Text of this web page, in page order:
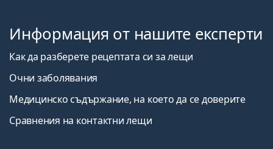
Информация от нашите експерти
Как да разберете рецептата си за лещи
Очни заболявания
Медицинско съдържание, на което да се доверите
Сравнения на контактни лещи